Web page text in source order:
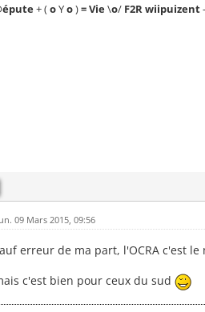
épute+ (oYo)= Vie\o/F2R wiipuizent
09 Mars 2015, 09:56
erreur de ma part, l'OCRA c'est
c'est bien pour ceux du sud